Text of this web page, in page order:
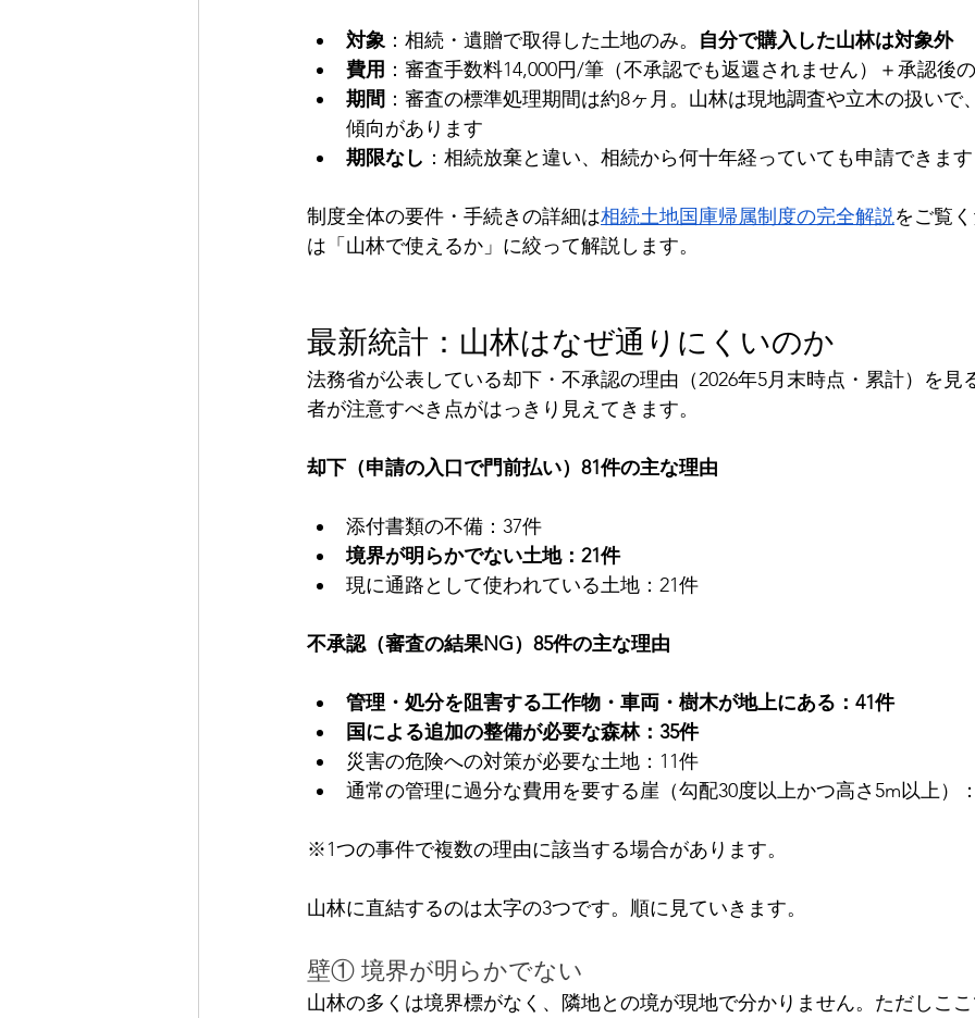
対象 ：相続・遺贈で取得した土地のみ。 自分で購入した山林は対象外
費用 ：審査手数料14,000円/筆（不承認でも返還されません）＋承認後
期間 ：審査の標準処理期間は約8ヶ月。山林は現地調査や立木の扱いで
傾向があります
期限なし ：相続放棄と違い、相続から何十年経っていても申請できます
制度全体の要件・手続きの詳細は相続土地国庫帰属制度の完全解説をご覧
は「山林で使えるか」に絞って解説します。
最新統計：山林はなぜ通りにくいのか
法務省が公表している却下・不承認の理由（2026年5月末時点・累計）を見
者が注意すべき点がはっきり見えてきます。
却下（申請の入口で門前払い）81件の主な理由
添付書類の不備：37件
境界が明らかでない土地：21件
現に通路として使われている土地：21件
不承認（審査の結果NG）85件の主な理由
管理・処分を阻害する工作物・車両・樹木が地上にある：41件
国による追加の整備が必要な森林：35件
災害の危険への対策が必要な土地：11件
通常の管理に過分な費用を要する崖（勾配30度以上かつ高さ5m以上）
※1つの事件で複数の理由に該当する場合があります。
山林に直結するのは太字の3つです。順に見ていきます。
壁① 境界が明らかでない
山林の多くは境界標がなく、隣地との境が現地で分かりません。ただしこ